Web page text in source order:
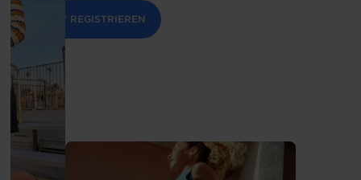
JETZT REGISTRIEREN